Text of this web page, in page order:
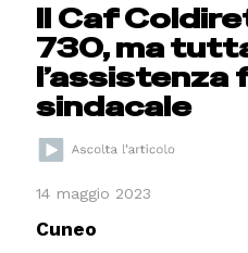
Il Caf
730, ma
l’assistenza
sindacale
14 maggio 2023
Cuneo